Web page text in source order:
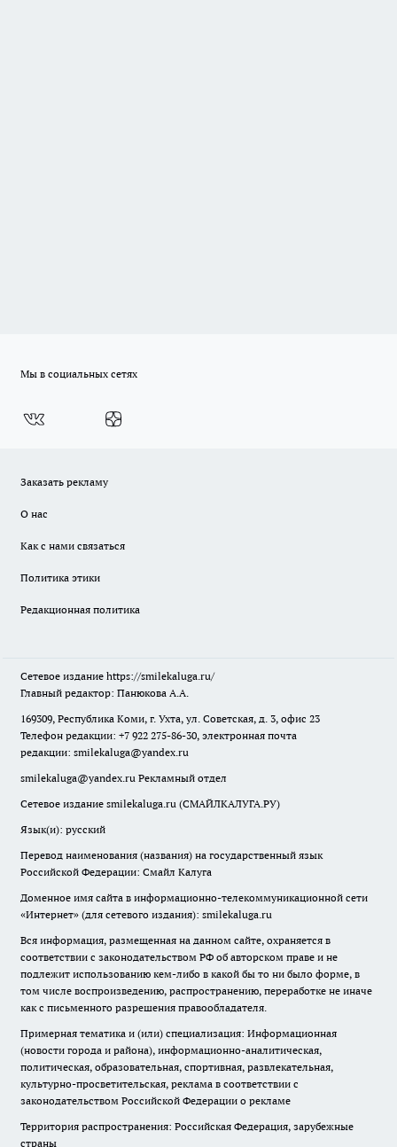
Мы в социальных сетях
Заказать рекламу
О нас
Как с нами связаться
Политика этики
Редакционная политика
Сетевое издание https://smilekaluga.ru/
Главный редактор: Панюкова А.А.
169309, Республика Коми, г. Ухта, ул. Советская, д. 3, офис 23
Телефон редакции: +7 922 275-86-30, электронная почта
редакции: smilekaluga@yandex.ru
smilekaluga@yandex.ru Рекламный отдел
Сетевое издание smilekaluga.ru (СМАЙЛКАЛУГА.РУ)
Язык(и): русский
Перевод наименования (названия) на государственный язык
Российской Федерации: Смайл Калуга
Доменное имя сайта в информационно-телекоммуникационной сети
«Интернет» (для сетевого издания): smilekaluga.ru
Вся информация, размещенная на данном сайте, охраняется в
соответствии с законодательством РФ об авторском праве и не
подлежит использованию кем-либо в какой бы то ни было форме, в
том числе воспроизведению, распространению, переработке не иначе
как с письменного разрешения правообладателя.
Примерная тематика и (или) специализация: Информационная
(новости города и района), информационно-аналитическая,
политическая, образовательная, спортивная, развлекательная,
культурно-просветительская, реклама в соответствии с
законодательством Российской Федерации о рекламе
Территория распространения: Российская Федерация, зарубежные
страны